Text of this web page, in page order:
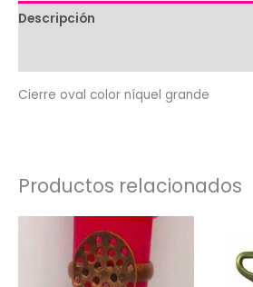
Descripción
Cierre oval color níquel grande
Productos relacionados